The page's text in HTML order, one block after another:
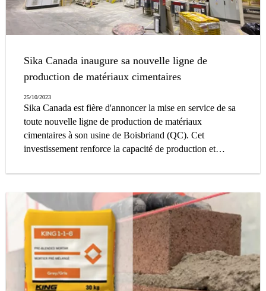
Sika Canada inaugure sa nouvelle ligne de
production de matériaux cimentaires
25/10/2023
Sika Canada est fière d'annoncer la mise en service de sa
toute nouvelle ligne de production de matériaux
cimentaires à son usine de Boisbriand (QC). Cet
investissement renforce la capacité de production et
file de l'industrie des produits de construction en